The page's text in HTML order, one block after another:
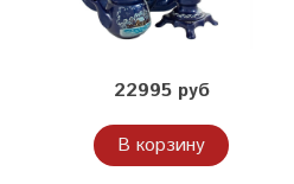
22995 руб
В корзину